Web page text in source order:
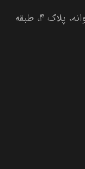
تهران، بزرگراه جلال آل احمد، خیابان پروانه، پلاک 4، طبقه